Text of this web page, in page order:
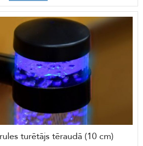
turētājs tēraudā (10 cm)